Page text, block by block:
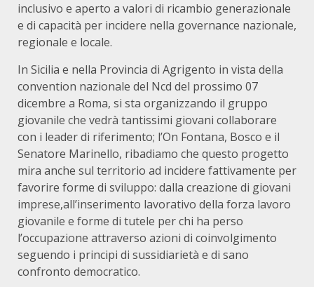
inclusivo e aperto a valori di ricambio generazionale
e di capacità per incidere nella governance nazionale,
regionale e locale.
In Sicilia e nella Provincia di Agrigento in vista della
convention nazionale del Ncd del prossimo 07
dicembre a Roma, si sta organizzando il gruppo
giovanile che vedrà tantissimi giovani collaborare
con i leader di riferimento; l’On Fontana, Bosco e il
Senatore Marinello, ribadiamo che questo progetto
mira anche sul territorio ad incidere fattivamente per
favorire forme di sviluppo: dalla creazione di giovani
imprese,all’inserimento lavorativo della forza lavoro
giovanile e forme di tutele per chi ha perso
l’occupazione attraverso azioni di coinvolgimento
seguendo i principi di sussidiarietà e di sano
confronto democratico.